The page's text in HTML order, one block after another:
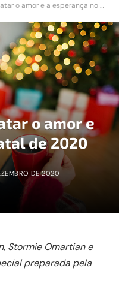
amor e a esperança no Natal de 2020
o amor e
de 2020
DE 2020
Stormie Omartian e
preparada pela